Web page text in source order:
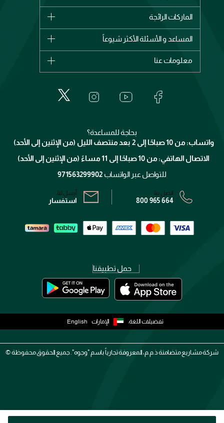
الأكثر مبيعاً
اشترِ بطاقة هدية
الماركات الرائجة
بربري
إيف سان لوران
المساعد و الأسئلة الأكثر شيوعاً
الإرجاع
معلومات عنا
خدمات المعارض
برنامج الولاء ميوز
الشروط و الأحكام
سياسة الخصوصية
بحاجة للمساعدة؟
واتساب: من 10 صباحًا إلى 2 بعد منتصف الليل (من الإثنين إلى الأحد)
الاتصال الهاتفي: من 10 صباحًا إلى 11 مساءً (من الإثنين إلى الأحد)
للتواصل عبر الواتساب 971563299902
اتصل بنا:
800 965 664
أرسل لنا:
استفسار
حمل تطبيقنا
تفضيلات اللغة: الإمارات English
شركة مشاريع متضامنة ذ.م.م، المعروفة تجارياً باسم "وجوه". جميع الحقوق محفوظة ©